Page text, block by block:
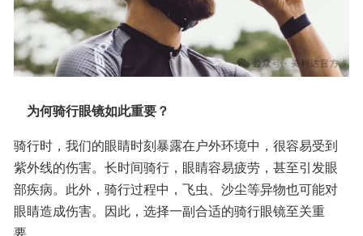
为何骑行眼镜如此重要？
骑行时，我们的眼睛时刻暴露在户外环境中，很容易受到
紫外线的伤害。长时间骑行，眼睛容易疲劳，甚至引发眼
部疾病。此外，骑行过程中，飞虫、沙尘等异物也可能对
眼睛造成伤害。因此，选择一副合适的骑行眼镜至关重